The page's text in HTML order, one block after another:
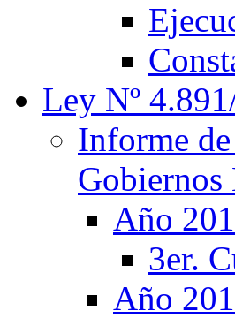
Ley Nº
Informe
Año
3er.
Año